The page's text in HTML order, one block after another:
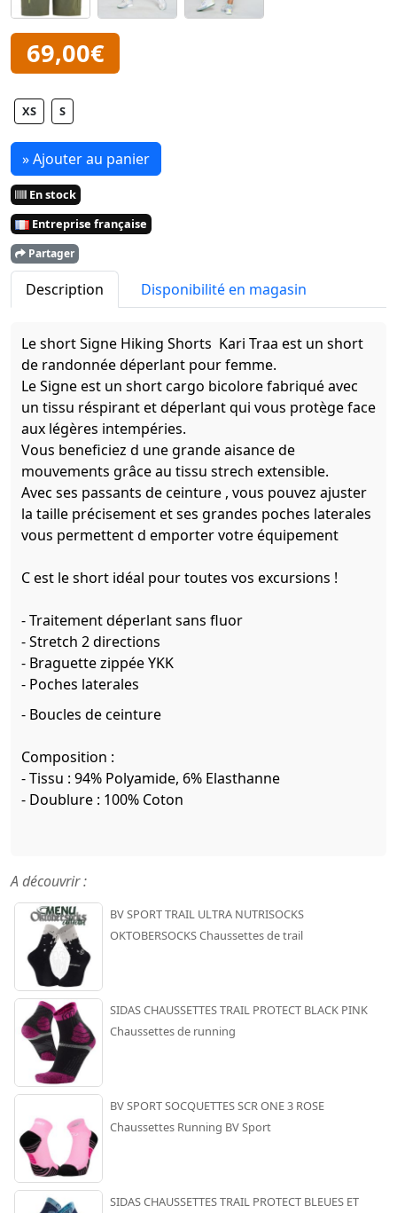
69,00€
XS S
» Ajouter au panier
En stock
Entreprise française
Partager
Description Disponibilité en magasin
Le shortSigne Hiking Shorts Kari Traa est un short
de randonnéedéperlant pour femme.
Le Signe est un short cargo bicolore fabriqué avec
un tissu réspirant et déperlant qui vous protège face
aux légères intempéries.
Vous beneficiez d une grande aisance de
mouvements grâce au tissu strech extensible.
Avec ses passants de ceinture , vous pouvez ajuster
la taille précisement et ses grandes poches laterales
vous permettent d emporter votre équipement
C est le short idéal pour toutes vos excursions !
- Traitement déperlant sans fluor
- Stretch 2 directions
- Braguette zippée YKK
- Poches laterales
- Boucles de ceinture
Composition :
- Tissu : 94% Polyamide, 6% Elasthanne
- Doublure : 100% Coton
A découvrir :
BV SPORT TRAIL ULTRA NUTRISOCKS
OKTOBERSOCKS Chaussettes de trail
SIDAS CHAUSSETTES TRAIL PROTECT BLACK PINK
Chaussettes de running
BV SPORT SOCQUETTES SCR ONE 3 ROSE
Chaussettes Running BV Sport
SIDAS CHAUSSETTES TRAIL PROTECT BLEUES ET